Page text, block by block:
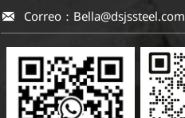
 Correo：Bella@dsjssteel.com